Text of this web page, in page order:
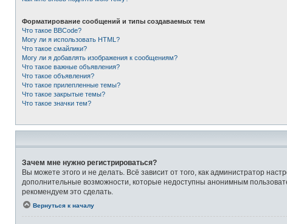
Форматирование сообщений и типы создаваемых тем
Что такое BBCode?
Могу ли я использовать HTML?
Что такое смайлики?
Могу ли я добавлять изображения к сообщениям?
Что такое важные объявления?
Что такое объявления?
Что такое прилепленные темы?
Что такое закрытые темы?
Что такое значки тем?
Зачем мне нужно регистрироваться?
Вы можете этого и не делать. Всё зависит от того, как администратор
дополнительные возможности, которые недоступны анонимным
рекомендуем это сделать.
Вернуться к началу